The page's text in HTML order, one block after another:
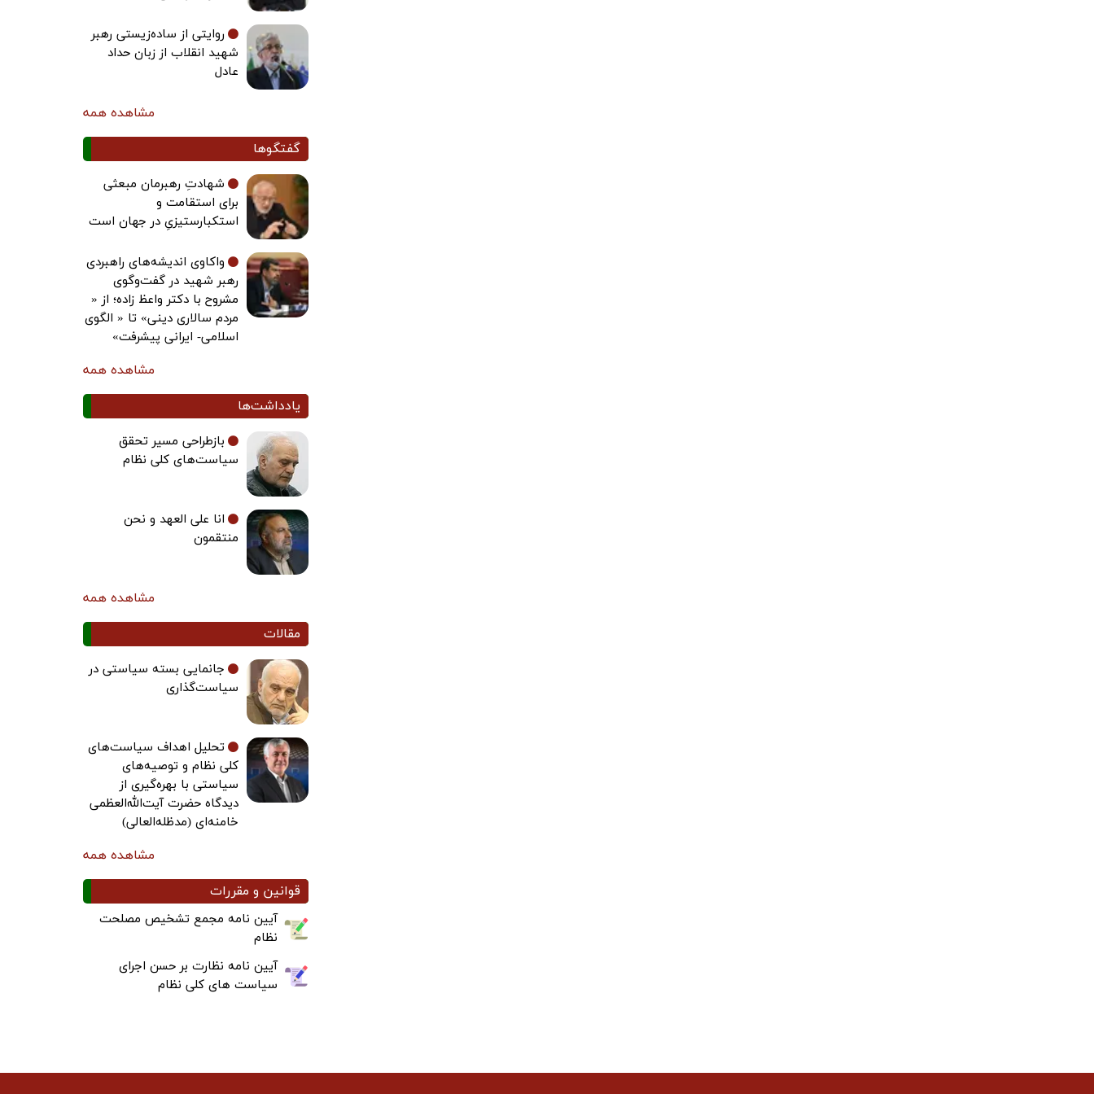
روایتی از ساده‌زیستی رهبر
شهید انقلاب از زبان حداد
عادل
مشاهده همه
گفتگوها
شهادتِ رهبرمان مبعثی
برای استقامت و
استکبارستیزیِ در جهان است
واکاوی اندیشه‌های راهبردی
رهبر شهید در گفت‌وگوی
مشروح با دکتر واعظ زاده؛ از «
مردم سالاری دینی» تا « الگوی
اسلامی- ایرانی پیشرفت»
مشاهده همه
یادداشت‌ها
بازطراحی مسیر تحقق
سیاست‌های کلی نظام
انا علی العهد و نحن
منتقمون
مشاهده همه
مقالات
جانمایی بسته سیاستی در
سیاست‌گذاری
تحلیل اهداف سیاست‌های
کلی نظام و توصیه‌های
سیاستی با بهره‌گیری از
دیدگاه حضرت آیت‌الله‌العظمی
خامنه‌ای (مدظله‌العالی)
مشاهده همه
قوانین و مقررات
آیین نامه مجمع تشخیص مصلحت
نظام
آیین نامه نظارت بر حسن اجرای
سیاست های کلی نظام